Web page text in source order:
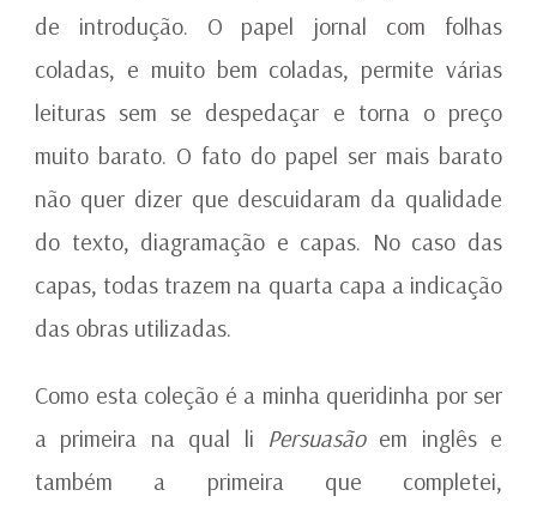
de introdução. O papel jornal com folhas
coladas, e muito bem coladas, permite várias
leituras sem se despedaçar e torna o preço
muito barato. O fato do papel ser mais barato
não quer dizer que descuidaram da qualidade
do texto, diagramação e capas. No caso das
capas, todas trazem na quarta capa a indicação
das obras utilizadas.
Como esta coleção é a minha queridinha por ser
a primeira na qual li Persuasãoem inglês e
também a primeira que completei,